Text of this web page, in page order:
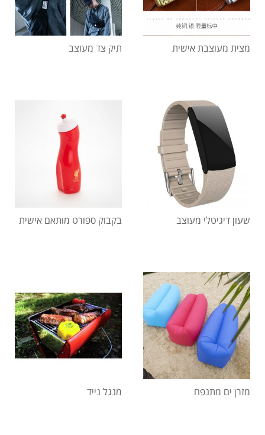
מצית מעוצבת אישית תיק צד מעוצב
שעון דיגיטלי מעוצב בקבוק ספורט מותאם אישית
מזרן ים מתנפח מנגל נייד